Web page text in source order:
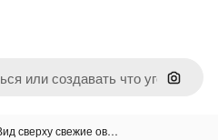
Поиск
сверху свежие ов…